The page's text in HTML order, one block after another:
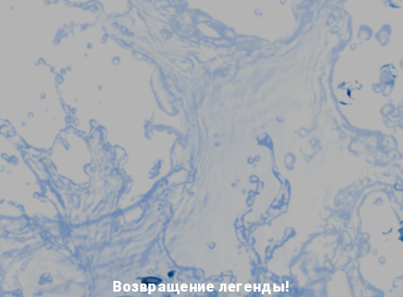
Возвращение легенды!